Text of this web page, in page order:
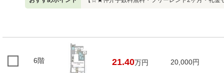
6階 21.40万円 20,000円